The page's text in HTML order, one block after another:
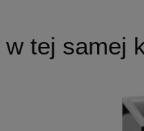
tej samej